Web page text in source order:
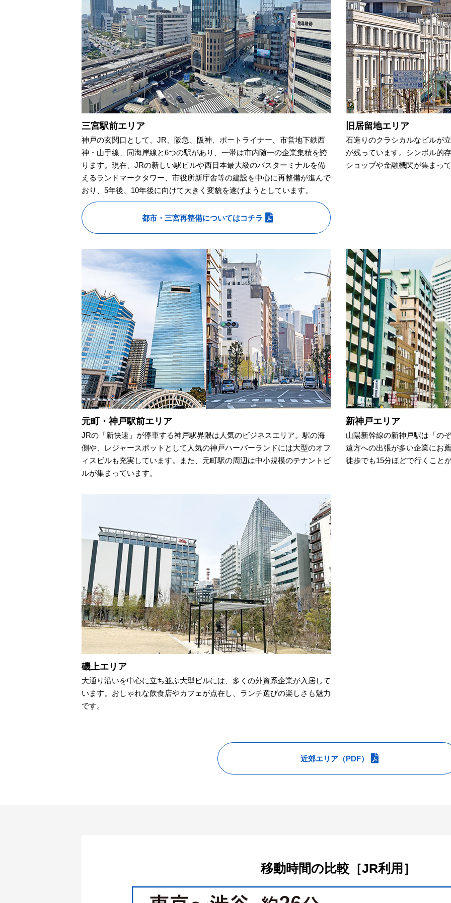
三宮駅前エリア
神戸の玄関口として、JR、阪急、阪神、ポートライナー、市営地下鉄西
神・山手線、同海岸線と6つの駅があり、一帯は市内随一の企業集積を誇
ります。現在、JRの新しい駅ビルや西日本最大級のバスターミナルを備
えるランドマークタワー、市役所新庁舎等の建設を中心に再整備が進んで
おり、5年後、10年後に向けて大きく変貌を遂げようとしています。
都市・三宮再整備についてはコチラ
旧居留地エリア
石造りのクラシカルなビルが
が残っています。シンボル的
ショップや金融機関が集まって
元町・神戸駅前エリア
JRの「新快速」が停車する神戸駅界隈は人気のビジネスエリア。駅の海
側や、レジャースポットとして人気の神戸ハーバーランドには大型のオフ
ィスビルも充実しています。また、元町駅の周辺は中小規模のテナントビ
ルが集まっています。
新神戸エリア
山陽新幹線の新神戸駅は「の
遠方への出張が多い企業にお
徒歩でも15分ほどで行くこと
磯上エリア
大通り沿いを中心に立ち並ぶ大型ビルには、多くの外資系企業が入居して
います。おしゃれな飲食店やカフェが点在し、ランチ選びの楽しさも魅力
です。
近郊エリア（PDF）
移動時間の比較［JR利用］